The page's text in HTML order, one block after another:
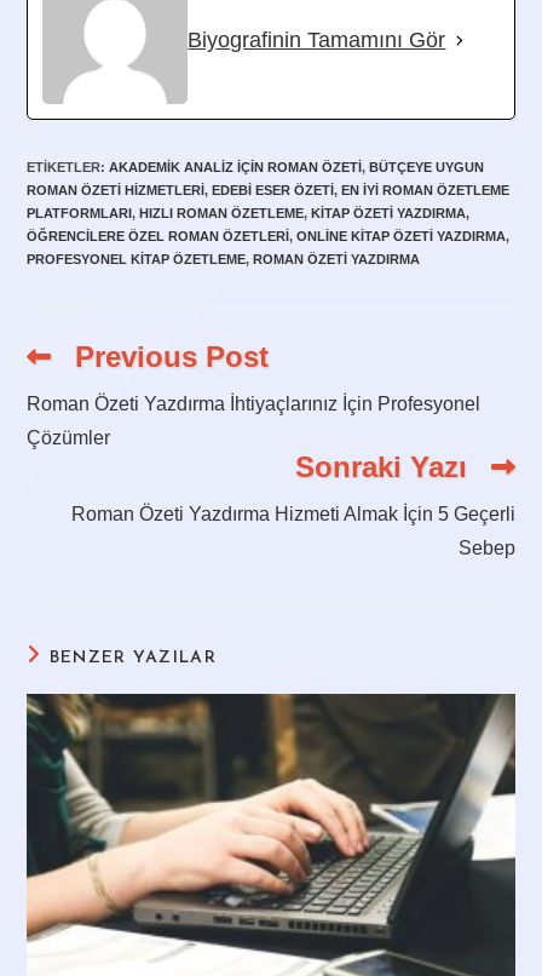
Biyografinin Tamamını Gör
ETIKETLER:AKADEMIK ANALIZ IÇIN ROMAN ÖZETI, BÜTÇEYE UYGUN
ROMAN ÖZETI HIZMETLERI, EDEBI ESER ÖZETI, EN IYI ROMAN ÖZETLEME
PLATFORMLARI, HIZLI ROMAN ÖZETLEME, KITAP ÖZETI YAZDIRMA,
ÖĞRENCILERE ÖZEL ROMAN ÖZETLERI, ONLINE KITAP ÖZETI YAZDIRMA,
PROFESYONEL KITAP ÖZETLEME, ROMAN ÖZETI YAZDIRMA
Read
articles
Previous Post
Roman Özeti Yazdırma İhtiyaçlarınız İçin Profesyonel
Çözümler
Sonraki Yazı
Roman Özeti Yazdırma Hizmeti Almak İçin 5 Geçerli
Sebep
BENZER YAZILAR